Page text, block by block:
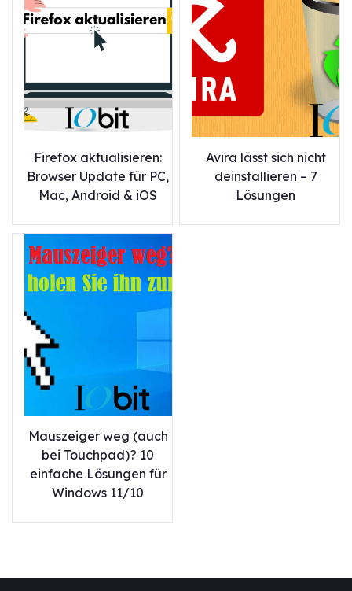
Firefox aktualisieren:
Browser Update für PC,
Mac, Android & iOS
Avira lässt sich nicht
deinstallieren – 7
Lösungen
Mauszeiger weg (auch
bei Touchpad)? 10
einfache Lösungen für
Windows 11/10